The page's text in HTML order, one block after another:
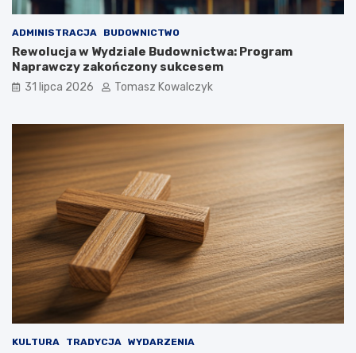
ADMINISTRACJA BUDOWNICTWO
Rewolucja w Wydziale Budownictwa: Program
Naprawczy zakończony sukcesem
31 lipca 2026 Tomasz Kowalczyk
KULTURA TRADYCJA WYDARZENIA